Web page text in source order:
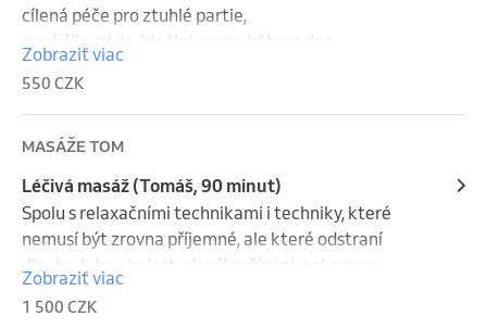
cílená péče pro ztuhlé partie,
např. šíje, záda, ideální pauza během dne
* Každá masáž je přizpůsobená aktuálním potřebám
– může zahrnovat regenerační, relaxační i sportovní
prvky.
@massages.by.eva
Zobraziť viac
550 CZK
MASÁŽE TOM
Léčivá masáž (Tomáš, 90 minut)
Spolu s relaxačními technikami i techniky, které
nemusí být zrovna příjemné, ale které odstraní
dlouhodobou bolest, zlepší zažívání, nakopnou
imunitní systém, pročistí cévy, uvolní emoční a
nervový systém, resetují napjaté svaly, dodají energii
Zobraziť viac
1 500 CZK